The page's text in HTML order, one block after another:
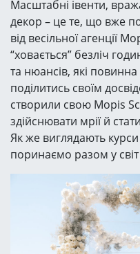
Масштабні івенти,
декор – це те, що вже
від весільної агенції
“ховається” безліч
та нюансів, які
поділитись своїм
створили свою Mopis
здійснювати мрії й
Як же виглядають курси
поринаємо разом у